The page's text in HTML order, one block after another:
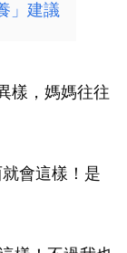
」建議
樣，媽媽往往
會這樣！是